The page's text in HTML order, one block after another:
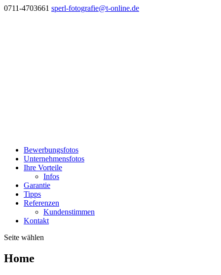
0711-4703661 sperl-fotografie@t-online.de
Bewerbungsfotos
Unternehmensfotos
Ihre Vorteile
Infos
Garantie
Tipps
Referenzen
Kundenstimmen
Kontakt
Seite wählen
Home